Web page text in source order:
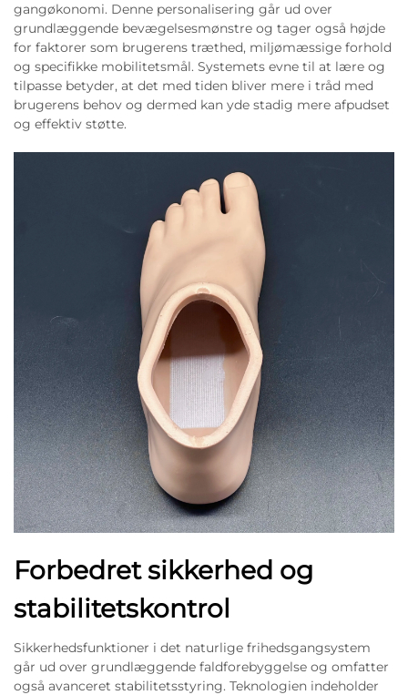
gangøkonomi. Denne personalisering går ud over
grundlæggende bevægelsesmønstre og tager også højde
for faktorer som brugerens træthed, miljømæssige forhold
og specifikke mobilitetsmål. Systemets evne til at lære og
tilpasse betyder, at det med tiden bliver mere i tråd med
brugerens behov og dermed kan yde stadig mere afpudset
og effektiv støtte.
Forbedret sikkerhed og
stabilitetskontrol
Sikkerhedsfunktioner i det naturlige frihedsgangsystem
går ud over grundlæggende faldforebyggelse og omfatter
også avanceret stabilitetsstyring. Teknologien indeholder